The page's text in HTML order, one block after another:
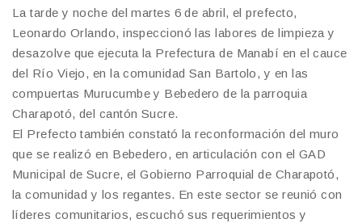
La tarde y noche del martes 6 de abril, el prefecto,
Leonardo Orlando, inspeccionó las labores de limpieza y
desazolve que ejecuta la Prefectura de Manabí en el cauce
del Río Viejo, en la comunidad San Bartolo, y en las
compuertas Murucumbe y Bebedero de la parroquia
Charapotó, del cantón Sucre.
El Prefecto también constató la reconformación del muro
que se realizó en Bebedero, en articulación con el GAD
Municipal de Sucre, el Gobierno Parroquial de Charapotó,
la comunidad y los regantes. En este sector se reunió con
líderes comunitarios, escuchó sus requerimientos y